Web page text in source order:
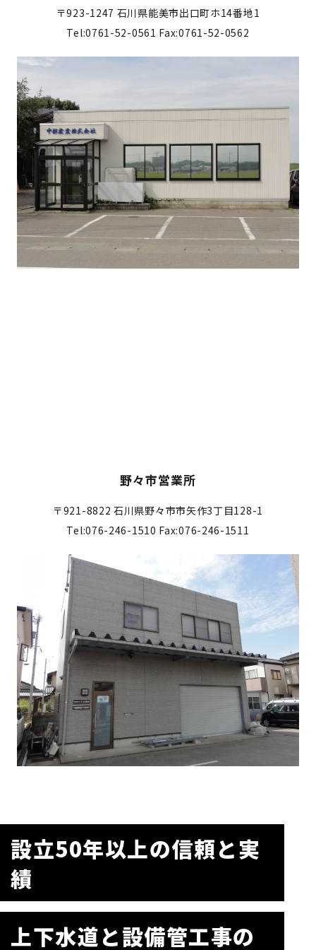
設立50年以上の信頼と実
績
上下水道と設備管工事の
〒923-1247 石川県能美市出口町ホ14番地1
Tel:0761-52-0561 Fax:0761-52-0562
野々市営業所
〒921-8822 石川県野々市市矢作3丁目128-1
Tel:076-246-1510 Fax:076-246-1511